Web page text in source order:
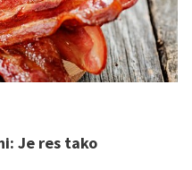
Je res tako